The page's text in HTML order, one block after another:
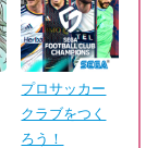
プロサッカー
クラブをつく
ろう！